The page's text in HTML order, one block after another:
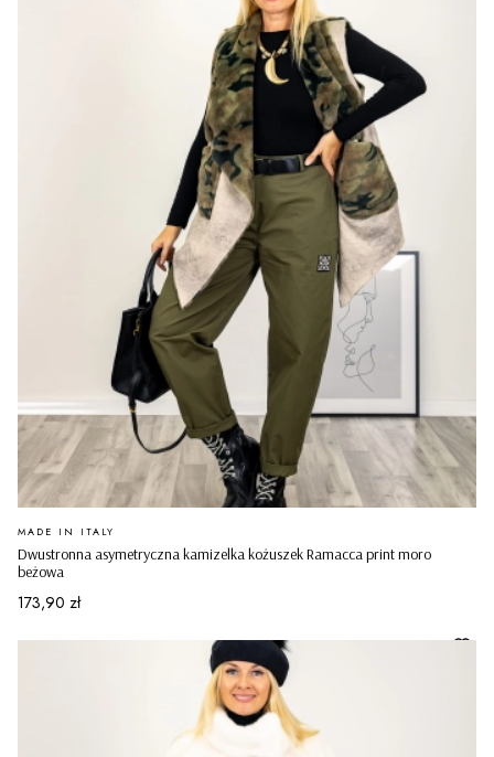
Dwustronna asymetryczna kamizelka kożuszek Ramacca print moro
beżowa
PRODUCENT
MADE IN ITALY
Cena
173,90 zł